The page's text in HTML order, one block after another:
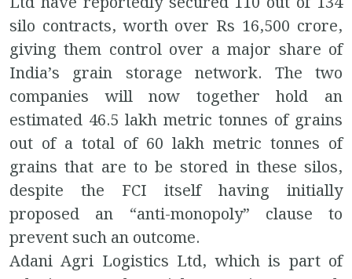
silo contracts, worth over Rs 16,500 crore,
giving them control over a major share of
India’s grain storage network. The two
companies will now together hold an
estimated 46.5 lakh metric tonnes of grains
out of a total of 60 lakh metric tonnes of
grains that are to be stored in these silos,
despite the FCI itself having initially
proposed an “anti-monopoly” clause to
prevent such an outcome.
Adani Agri Logistics Ltd, which is part of